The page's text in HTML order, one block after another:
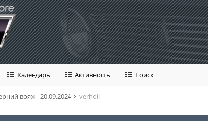
Календарь Активность Поиск
вояж - 20.09.2024 verhoil